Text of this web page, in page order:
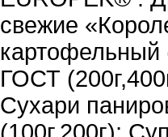
свежие
картофельный
ГОСТ
Сухари